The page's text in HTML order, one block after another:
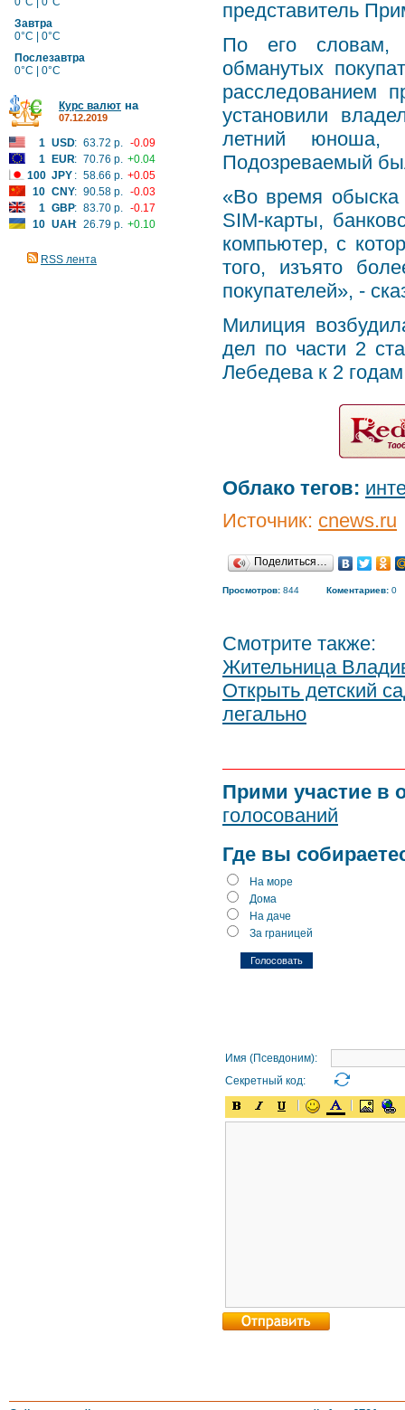
Завтра
0°C | 0°C
Послезавтра
0°C | 0°C
Курс валют на
07.12.2019
1 USD: 63.72 р. -0.09
1
EUR: 70.76 р. +0.04
100 JPY : 58.66 р. +0.05
10 CNY: 90.58 р. -0.03
1 GBP: 83.70 р. -0.17
10 UAH: 26.79 р. +0.10
RSS лента
представитель
По его словам,
обманутых
расследованием
установили
летний юноша,
Подозреваемый
«Во время
SIM-карты,
компьютер, с
того, изъято
покупателей», -
Милиция
дел по части 2
Лебедева к 2
Облако тегов:
Источник: cnews.ru
Поделиться…
Просмотров: 844 Коментариев: 0
Смотрите также:
Жительница
Открыть детский
легально
Прими участие в
голосований
Где вы
На море
Дома
На даче
За границей
Имя (Псевдоним):
Секретный код: